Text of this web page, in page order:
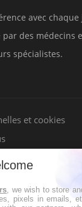
avec
des médecins
spécialistes.
et cookies
, we wish to store
pixels in emails,